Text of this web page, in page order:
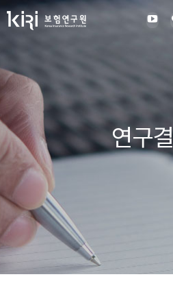
연구